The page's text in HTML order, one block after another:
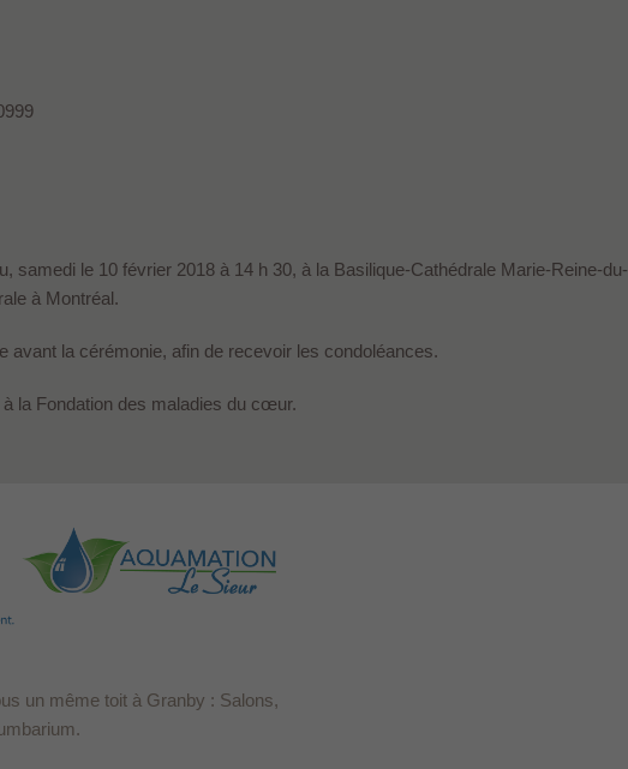
samedi le 10 février 2018 à 14 h 30, à la Basilique-Cathédrale Marie-Reine-du-
à Montréal.
avant la cérémonie, afin de recevoir les condoléances.
la Fondation des maladies du cœur.
un même toit à Granby : Salons,